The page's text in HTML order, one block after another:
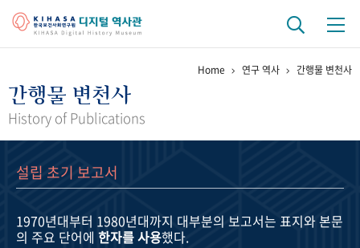
걸어온 길 기관 변천사
정책과 연구 키워드로 보는 연구 역사
연구자들
Home 연구 역사 간행물 변천사
간행물 변천사
History of Publications
설립 초기 보고서
1970년대부터 1980년대까지 대부분의 보고서는 표지와 본문
의 주요 단어에 한자를 사용했다.